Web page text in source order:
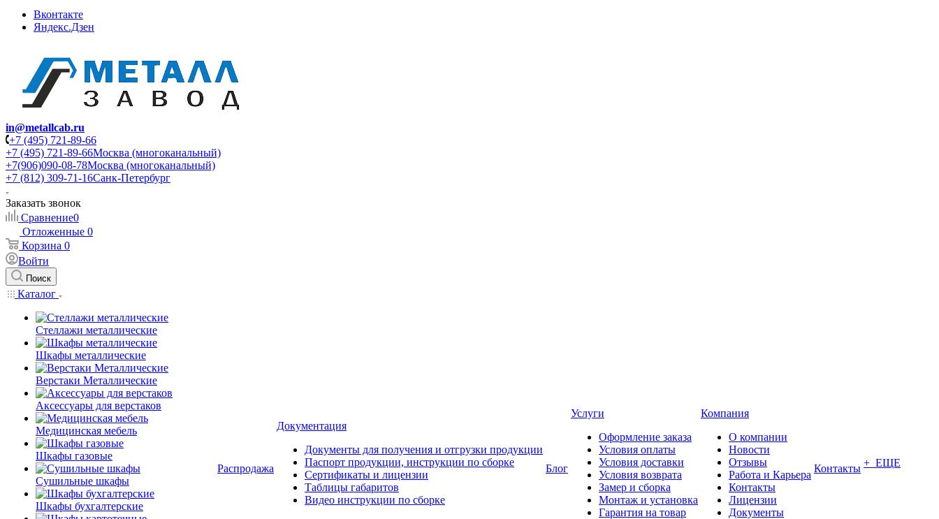
Вконтакте
Яндекс.Дзен
in@metallcab.ru
+7 (495) 721-89-66
+7 (495) 721-89-66Москва (многоканальный)
+7(906)090-08-78Москва (многоканальный)
+7 (812) 309-71-16Санк-Петербург
Заказать звонок
Сравнение0
Отложенные 0
Корзина 0
Войти
Поиск
Каталог
Стеллажи металлические
Шкафы металлические
Верстаки Металлические
Аксессуары для верстаков
Медицинская мебель
Шкафы газовые
Сушильные шкафы
Шкафы бухгалтерские
Распродажа
Документация
Документы для получения и отгрузки продукции
Паспорт продукции, инструкции по сборке
Сертификаты и лицензии
Таблицы габаритов
Видео инструкции по сборке
Блог
Услуги
Оформление заказа
Условия оплаты
Условия доставки
Условия возврата
Замер и сборка
Монтаж и установка
Гарантия на товар
Компания
О компании
Новости
Отзывы
Работа и Карьера
Контакты
Лицензии
Документы
Контакты + ЕЩЕ